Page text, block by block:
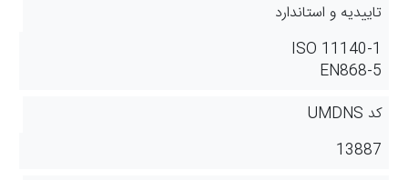
تاییدیه و استاندارد
ISO 11140-1
EN868-5
کد UMDNS
13887